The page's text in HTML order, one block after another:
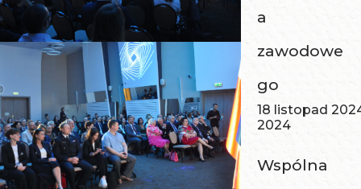
a
zawodowe
go
18 listopad
2024
Wspólna